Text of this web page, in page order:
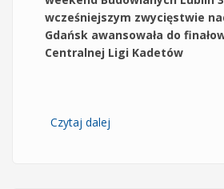
wcześniejszym zwycięstwie
Gdańsk awansowała do
Centralnej Ligi Kadetów
Czytaj dalej